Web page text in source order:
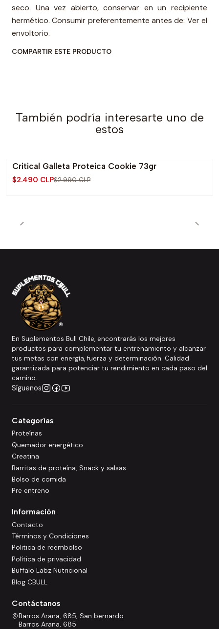
seco. Una vez abierto, conservar en un recipiente
hermético. Consumir preferentemente antes de: Ver el
envoltorio.
COMPARTIR ESTE PRODUCTO
También podría interesarte uno de
estos
-17% OFF
Critical Galleta Proteica Cookie 73gr
$2.490 CLP$2.990 CLP
En Suplementos Bull Chile, encontrarás los mejores
productos para complementar tu entrenamiento y alcanzar
tus metas con energía, fuerza y determinación. Calidad
garantizada para potenciar tu rendimiento en cada paso del
camino.
Síguenos
Categorías
Proteínas
Quemador energético
Creatina
Barritas de proteína, Snack y salsas
Bolso de comida
Pre entreno
Información
Contacto
Términos y Condiciones
Politica de reembolso
Política de privacidad
Buffalo Labz Nutricional
Blog CBULL
Contáctanos
Barros Arana, 685, San bernardo
Barros Arana, 685